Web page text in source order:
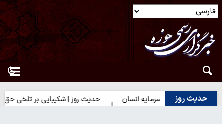
حدیث روز
| بهترین سرمایه انسان حدیث روز | شکیبایی بر تلخی حق